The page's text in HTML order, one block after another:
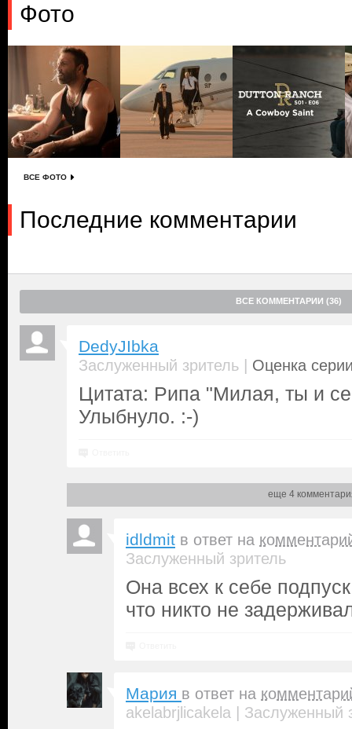
Фото
ВСЕ ФОТО
Последние комментарии
ВСЕ КОММЕНТАРИИ (36)
DedyJIbka
Заслуженный зритель | Оценка
Цитата: Рипа "Милая, ты и
Улыбнуло. :-)
еще 4
idldmit в ответ на
Заслуженный зритель
Она всех к себе
что никто не
Мария в ответ на
akelabrjlicakela | Заслуженный